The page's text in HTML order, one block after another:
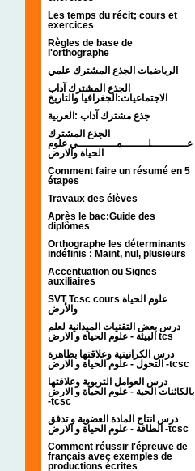
Les temps du récit; cours et
exercices
Règles de base de
l'orthographe
الرياضيات الجذع المشترك علمي
الجذع المشترك آداب
الاجتماعيات:الجغرافيا والتاريخ
جذع مشترك آداب :العربية
الجذع المشترك
عـــــــــــلــــــــمــــــــــــي علوم
الحياة والارض
Comment faire un résumé en 5
étapes
Travaux des élèves
Après le bac:Guide des
diplômes
Orthographe les déterminants
indéfinis : Maint, nul, plusieurs
Accentuation ou Signes
auxiliaires
SVT Tcsc cours علوم الحياة
والأرض
درس بعض التقنيات الميدانية لعلم
البيئة - علوم الحياة و الارض tcs
درس الكرانيتية وعلاقتها بظاهرة
التحول - علوم الحياة و الارض -tcsc
درس العوامل التربوية وعلاقتها
بالكائنات الحية - علوم الحياة و الارض
-tcsc
درس انتاج المادة العضوية و تدفق
الطاقة - علوم الحياة و الارض -tcsc
Comment réussir l'épreuve de
français avec exemples de
productions écrites